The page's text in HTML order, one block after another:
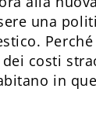
una
costi
in